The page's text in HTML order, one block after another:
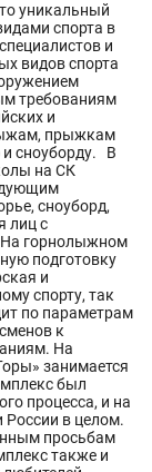
уникальный
спорта в
и
видов спорта
требованиям
и
прыжкам
сноуборду. В
на СК
сноуборд,
лиц с
горнолыжном
подготовку
и
спорту, так
по параметрам
к
На
занимается
был
процесса, и на
в целом.
просьбам
также и